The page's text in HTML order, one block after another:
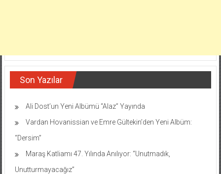
Son Yazılar
Ali Dost’un Yeni Albümü “Alaz” Yayında
Vardan Hovanissian ve Emre Gültekin’den Yeni Albüm:
“Dersim”
Maraş Katliamı 47. Yılında Anılıyor: “Unutmadık,
Unutturmayacağız”